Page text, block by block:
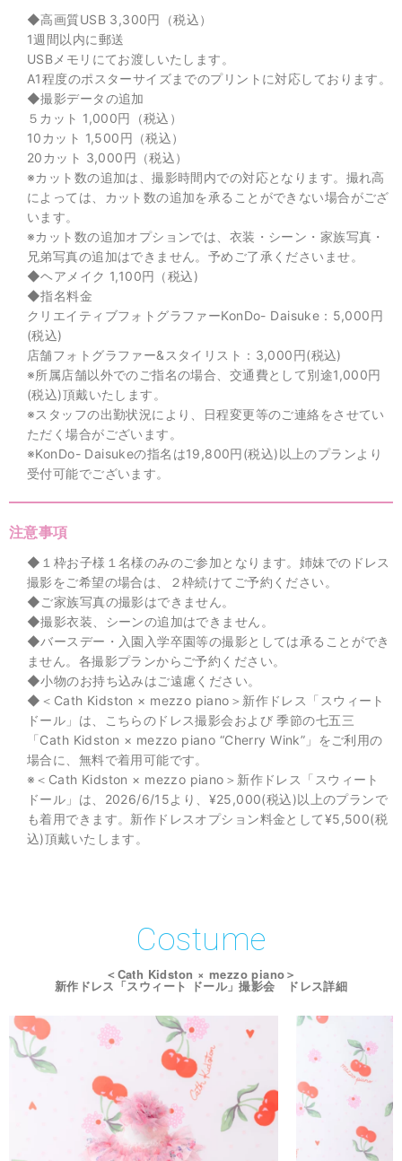
◆高画質USB 3,300円（税込）
1週間以内に郵送
USBメモリにてお渡しいたします。
A1程度のポスターサイズまでのプリントに対応しております。
◆撮影データの追加
５カット 1,000円（税込）
10カット 1,500円（税込）
20カット 3,000円（税込）
※カット数の追加は、撮影時間内での対応となります。撮れ高
によっては、カット数の追加を承ることができない場合がござ
います。
※カット数の追加オプションでは、衣装・シーン・家族写真・
兄弟写真の追加はできません。予めご了承くださいませ。
◆ヘアメイク 1,100円（税込)
◆指名料金
クリエイティブフォトグラファーKonDo- Daisuke：5,000円
(税込)
店舗フォトグラファー&スタイリスト：3,000円(税込)
※所属店舗以外でのご指名の場合、交通費として別途1,000円
(税込)頂戴いたします。
※スタッフの出勤状況により、日程変更等のご連絡をさせてい
ただく場合がございます。
※KonDo- Daisukeの指名は19,800円(税込)以上のプランより
受付可能でございます。
注意事項
◆１枠お子様１名様のみのご参加となります。姉妹でのドレス
撮影をご希望の場合は、２枠続けてご予約ください。
◆ご家族写真の撮影はできません。
◆撮影衣装、シーンの追加はできません。
◆バースデー・入園入学卒園等の撮影としては承ることができ
ません。各撮影プランからご予約ください。
◆小物のお持ち込みはご遠慮ください。
◆＜Cath Kidston × mezzo piano＞新作ドレス「スウィート
ドール」は、こちらのドレス撮影会および 季節の七五三
「Cath Kidston × mezzo piano “Cherry Wink”」をご利用の
場合に、無料で着用可能です。
※＜Cath Kidston × mezzo piano＞新作ドレス「スウィート
ドール」は、2026/6/15より、¥25,000(税込)以上のプランで
も着用できます。新作ドレスオプション料金として¥5,500(税
込)頂戴いたします。
Costume
＜Cath Kidston × mezzo piano＞
新作ドレス「スウィート ドール」撮影会 ドレス詳細